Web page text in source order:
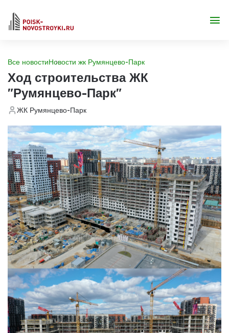
Все новостиНовости жк Румянцево-Парк
Ход строительства ЖК
"Румянцево-Парк"
ЖК Румянцево-Парк